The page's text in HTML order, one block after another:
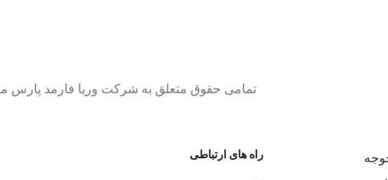
تمامی حقوق متعلق به شرکت وریا فارمد پارس
راه های ارتباطی